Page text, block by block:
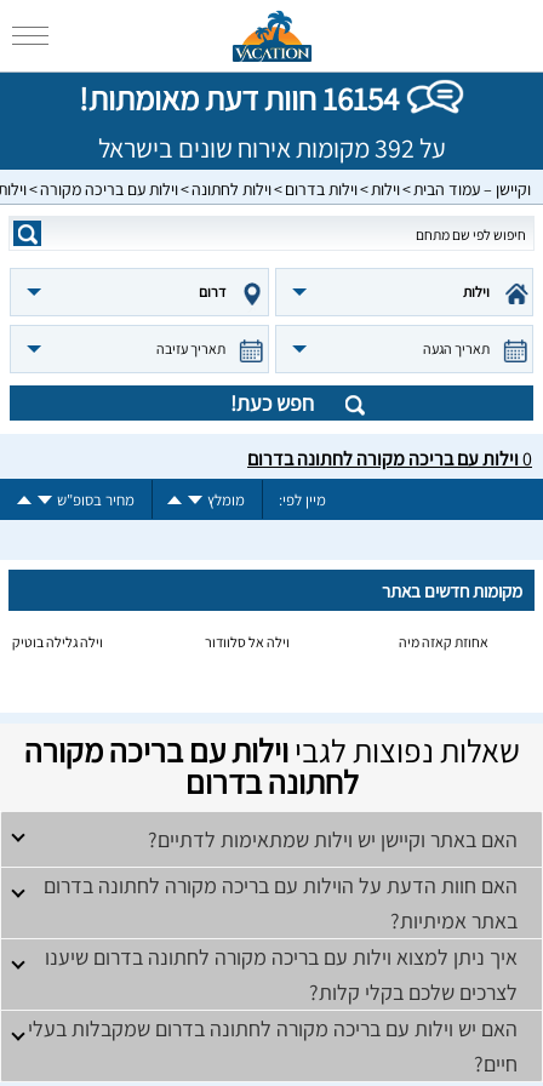
16154 חוות דעת מאומתות!
על 392 מקומות אירוח שונים בישראל
וקיישן – עמוד הבית וילות וילות בדרום וילות לחתונה וילות עם בריכה מקורה
וילות דרום
תאריך הגעה תאריך עזיבה
חפש כעת!
0וילות עם בריכה מקורה לחתונה בדרום
מיין לפי: מומלץ מחיר בסופ"ש
מקומות חדשים באתר
אחוזת קאזה מיה וילה אל סלוודור וילה גלילה בוטיק
שאלות נפוצות לגביוילות עם בריכה מקורה
לחתונה בדרום
האם באתר וקיישן יש וילות שמתאימות לדתיים?
האם חוות הדעת על הוילות עם בריכה מקורה לחתונה בדרום
באתר אמיתיות?
איך ניתן למצוא וילות עם בריכה מקורה לחתונה בדרום שיענו
לצרכים שלכם בקלי קלות?
האם יש וילות עם בריכה מקורה לחתונה בדרום שמקבלות בעלי
חיים?